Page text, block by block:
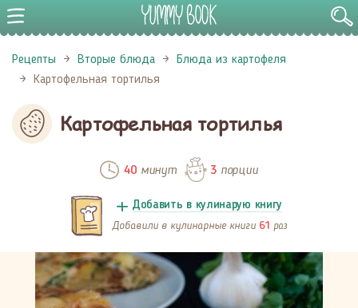
Рецепты Вторые блюда
Блюда из картофеля
Картофельная тортилья
Картофельная тортилья
40минут 3порции
Добавить в кулинарую книгу
Добавили в кулинарные книги 61 раз